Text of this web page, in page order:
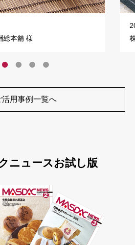
総本舗 様
活用事例一覧へ
ニュースお試し版